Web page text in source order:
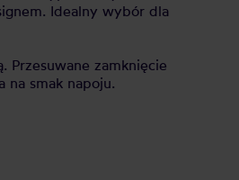
Idealny wybór dla
zamknięcie
smak napoju.